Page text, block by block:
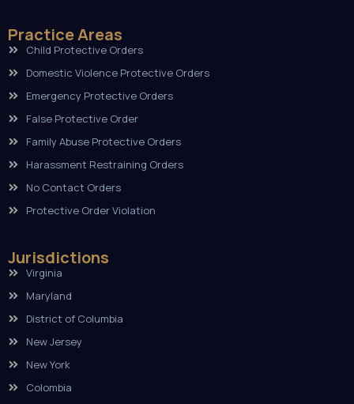
Practice Areas
Child Protective Orders
Domestic Violence Protective Orders
Emergency Protective Orders
False Protective Order
Family Abuse Protective Orders
Harassment Restraining Orders
No Contact Orders
Protective Order Violation
Jurisdictions
Virginia
Maryland
District of Columbia
New Jersey
New York
Colombia